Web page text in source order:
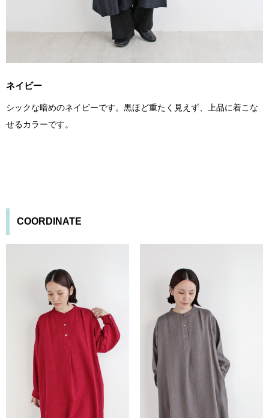
ネイビー
シックな暗めのネイビーです。黒ほど重たく見えず、上品に着こな
せるカラーです。
COORDINATE